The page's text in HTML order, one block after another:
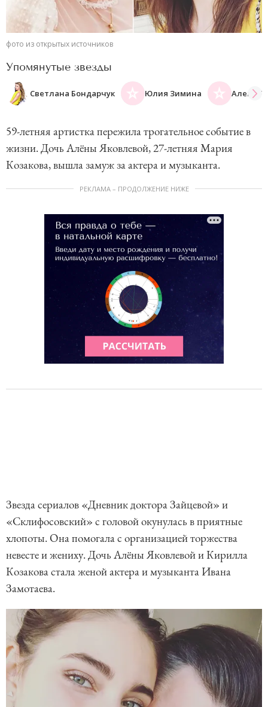
фото из открытых источников
Упомянутые звезды
Светлана Бондарчук Юлия Зимина Алена
59-летняя артистка пережила трогательное событие в
жизни. Дочь Алёны Яковлевой, 27-летняя Мария
Козакова, вышла замуж за актера и музыканта.
РЕКЛАМА – ПРОДОЛЖЕНИЕ НИЖЕ
Звезда сериалов «Дневник доктора Зайцевой» и
«Склифосовский» с головой окунулась в приятные
хлопоты. Она помогала с организацией торжества
невесте и жениху. Дочь Алёны Яковлевой и Кирилла
Козакова стала женой актера и музыканта Ивана
Замотаева.